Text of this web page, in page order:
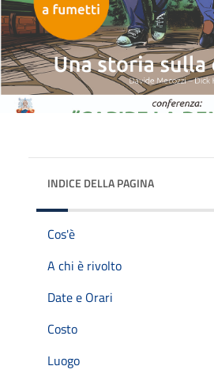
INDICE DELLA PAGINA
Cos'è
A chi è rivolto
Date e Orari
Costo
Luogo